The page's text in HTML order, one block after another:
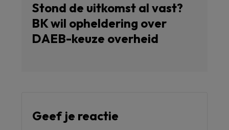
Stond de uitkomst al vast?
BK wil opheldering over
DAEB-keuze overheid
Geef je reactie